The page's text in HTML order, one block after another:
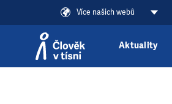
Více našich webů
Aktuality